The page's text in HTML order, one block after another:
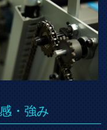
・強み